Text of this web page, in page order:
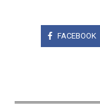
FACEBOOK